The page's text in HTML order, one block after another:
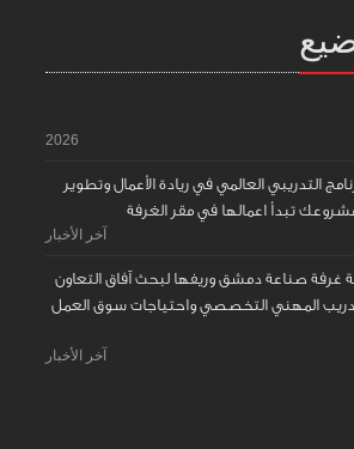
2026
التدريبي العالمي في ريادة الأعمال وتطوير
تبدأ اعمالها في مقر الغرفة
آخر الأخبار
غرفة صناعة دمشق وريفها لبحث آفاق التعاون
المهني التخصصي واحتياجات سوق العمل
آخر الأخبار